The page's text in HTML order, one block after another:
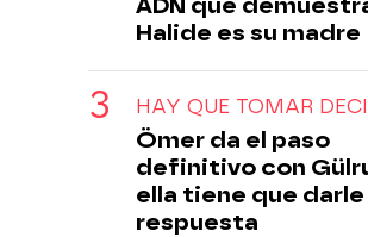
Halide es su madre
HAY QUE TOMAR
Ömer da el paso
definitivo con
ella tiene que darle
respuesta